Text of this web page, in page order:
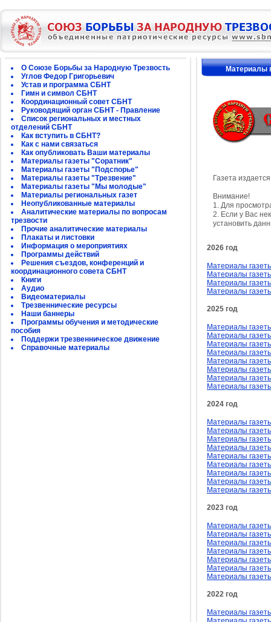
О Союзе Борьбы за Народную Трезвость
Углов Федор Григорьевич
Устав и программа СБНТ
Гимн и символ СБНТ
Координационный совет СБНТ
Руководящий орган СБНТ - Правление
Список региональных и местных
отделений СБНТ
Как вступить в СБНТ?
Как с нами связаться
Как опубликовать Ваши материалы
Материалы газеты "Соратник"
Материалы газеты "Подспорье"
Материалы газеты "Трезвение"
Материалы газеты "Мы молодые"
Материалы региональных газет
Неопубликованные материалы
Аналитические материалы по вопросам
трезвости
Прочие аналитические материалы
Плакаты и листовки
Информация о мероприятиях
Программы действий
Решения съездов, конференций и
координационного совета СБНТ
Книги
Аудио
Видеоматериалы
Трезвеннические ресурсы
Наши баннеры
Программы обучения и методические
пособия
Поддержи трезвенническое движение
Справочные материалы
Материалы
Газета
Внимание!
1. Для
2. Если у Вас
установить
2026 год
Материалы
Материалы
Материалы
Материалы
2025 год
Материалы
Материалы
Материалы
Материалы
Материалы
Материалы
Материалы
Материалы
2024 год
Материалы
Материалы
Материалы
Материалы
Материалы
Материалы
Материалы
Материалы
Материалы
2023 год
Материалы
Материалы
Материалы
Материалы
Материалы
Материалы
Материалы
2022 год
Материалы